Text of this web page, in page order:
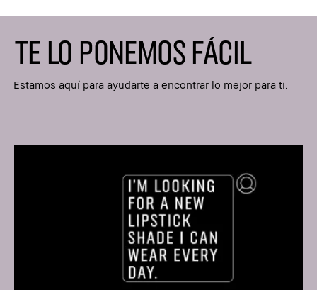
TE LO PONEMOS FÁCIL
Estamos aquí para ayudarte a encontrar lo mejor para ti.